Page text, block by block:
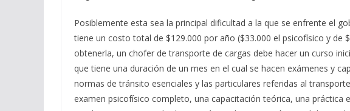
Posiblemente esta sea la principal dificultad a la que se enfrente el
tiene un costo total de $129.000 por año ($33.000 el psicofísico y de
obtenerla, un chofer de transporte de cargas debe hacer un curso
que tiene una duración de un mes en el cual se hacen exámenes y
normas de tránsito esenciales y las particulares referidas al
examen psicofísico completo, una capacitación teórica, una práctica